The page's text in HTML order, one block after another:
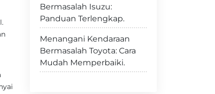
Bermasalah Isuzu:
Panduan Terlengkap.
Menangani Kendaraan
Bermasalah Toyota: Cara
Mudah Memperbaiki.